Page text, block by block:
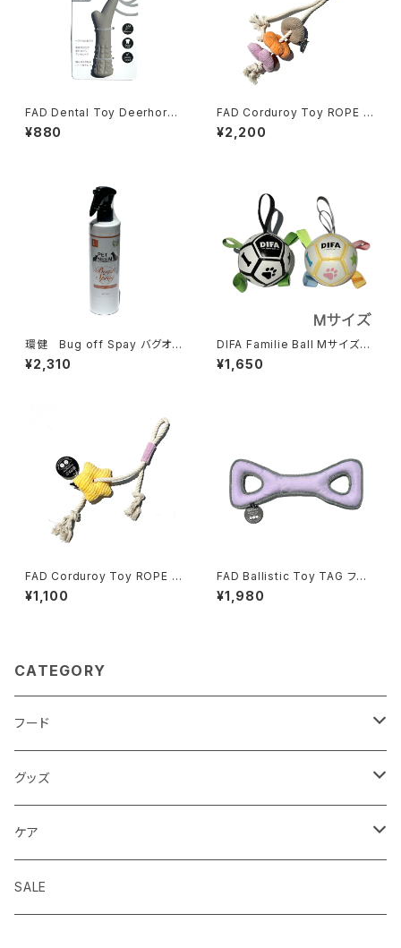
FAD Dental Toy Deerhorn
Sサイズ ファッド デンタルトイ
ディアホーン
¥880
FAD Corduroy Toy ROPE BI
RD ファッド コーデュロイトイ
ロープ バード
¥2,200
環健 Bug off Spay バグオフ
¥2,310
DIFA Familie Ball Mサイズ
ディファ ファミリエボール
¥1,650
FAD Corduroy Toy ROPE S
TAR ファッド コーデュロイト
イ ロープ スター
¥1,100
FAD Ballistic Toy TAG ファッ
ド バリスティックトイ タグ
¥1,980
CATEGORY
フード
ドライフード
ウェットフード
トリーツ おやつ
グッズ
首輪 カラー
seven seas dog
ハーネス 胴輪
ケア
シャンプー
SALE